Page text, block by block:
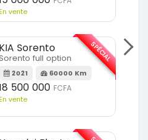
vente
KIA Sorento
full option
2021 60000 Km
500 000 FCFA
vente
SPÉCIAL